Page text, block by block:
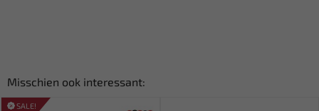
Misschien ook interessant:
SALE!